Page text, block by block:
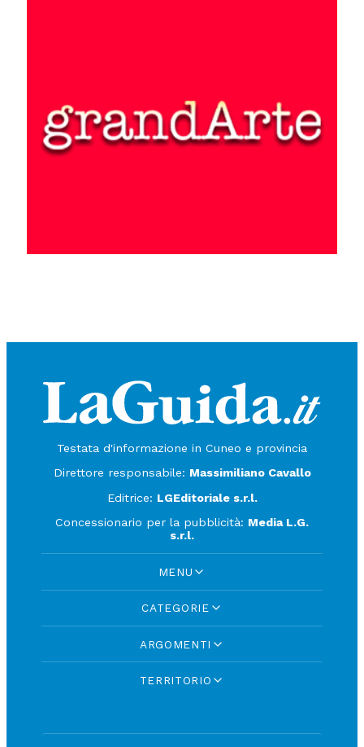
Testata d'informazione in Cuneo e provincia
Direttore responsabile: Massimiliano Cavallo
Editrice: LGEditoriale s.r.l.
Concessionario per la pubblicità: Media L.G.
s.r.l.
MENU
CATEGORIE
ARGOMENTI
TERRITORIO